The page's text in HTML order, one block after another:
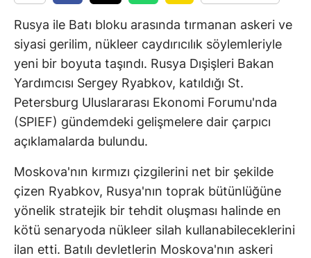
Rusya ile Batı bloku arasında tırmanan askeri ve
siyasi gerilim, nükleer caydırıcılık söylemleriyle
yeni bir boyuta taşındı. Rusya Dışişleri Bakan
Yardımcısı Sergey Ryabkov, katıldığı St.
Petersburg Uluslararası Ekonomi Forumu'nda
(SPIEF) gündemdeki gelişmelere dair çarpıcı
açıklamalarda bulundu.
Moskova'nın kırmızı çizgilerini net bir şekilde
çizen Ryabkov, Rusya'nın toprak bütünlüğüne
yönelik stratejik bir tehdit oluşması halinde en
kötü senaryoda nükleer silah kullanabileceklerini
ilan etti. Batılı devletlerin Moskova'nın askeri